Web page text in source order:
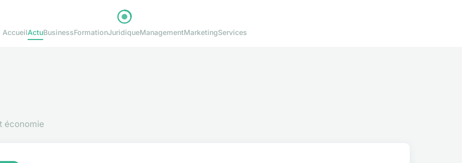
AccueilActuBusinessFormationJuridiqueManagementMarketingServices
économie